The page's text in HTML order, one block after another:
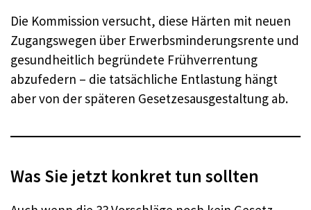
Die Kommission versucht, diese Härten mit neuen
Zugangswegen über Erwerbsminderungsrente und
gesundheitlich begründete Frühverrentung
abzufedern – die tatsächliche Entlastung hängt
aber von der späteren Gesetzesausgestaltung ab.
Was Sie jetzt konkret tun sollten